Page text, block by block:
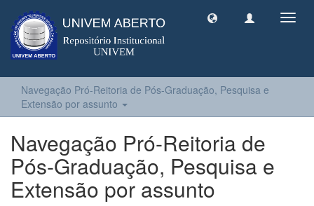
Navegação Pró-Reitoria de Pós-Graduação, Pesquisa e
Extensão por assunto
Navegação Pró-Reitoria de
Pós-Graduação, Pesquisa e
Extensão por assunto